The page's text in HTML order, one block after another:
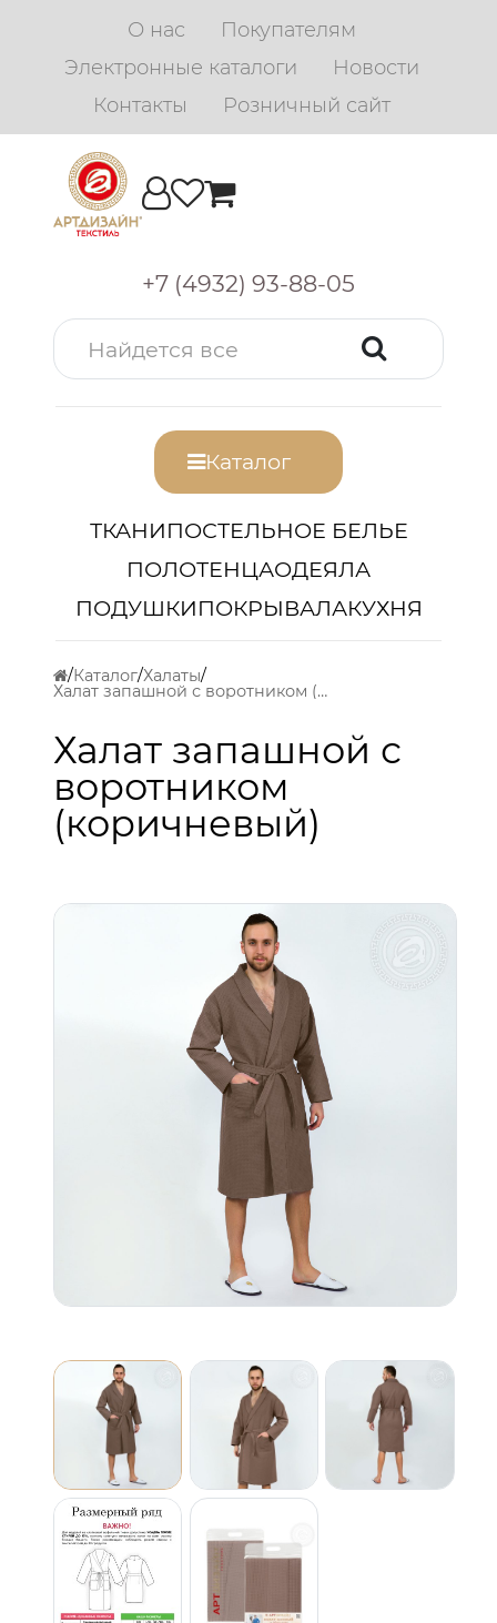
О нас
Покупателям
Электронные каталоги
Новости
Контакты
Розничный сайт
+7 (4932) 93-88-05
Каталог
ТКАНИПОСТЕЛЬНОЕ БЕЛЬЕ
ПОЛОТЕНЦАОДЕЯЛА
ПОДУШКИПОКРЫВАЛАКУХНЯ
Каталог Халаты
Халат запашной с воротником (коричневый)
Халат запашной с
воротником
(коричневый)